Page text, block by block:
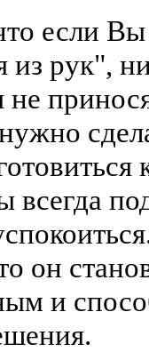
если
из рук",
всегда
он
и